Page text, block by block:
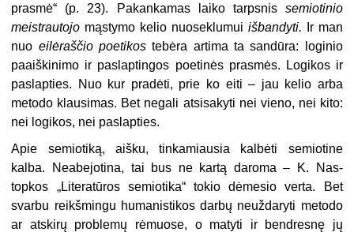
prasmė“ (p. 23). Pakankamas laiko tarpsnis semiotinio
meistrautojo mąstymo kelio nuoseklumui išbandyti. Ir man
nuo eilėraščio poetikos tebėra artima ta sandūra: loginio
paaiškinimo ir pa­slaptingos poetinės prasmės. Logikos ir
paslapties. Nuo kur pradėti, prie ko eiti – jau kelio arba
metodo klausimas. Bet negali atsisakyti nei vieno, nei ki­to:
nei logikos, nei paslapties.
Apie semiotiką, aišku, tinkamiausia kalbėti semiotine
kalba. Neabejotina, tai bus ne kartą daroma – K. Nas­
topkos „Literatūros semiotika“ tokio dėmesio verta. Bet
svarbu reikšmingu humanistikos darbų neuždaryti meto­do
ar atskirų problemų rėmuose, o ma­tyti ir bendresnę jų